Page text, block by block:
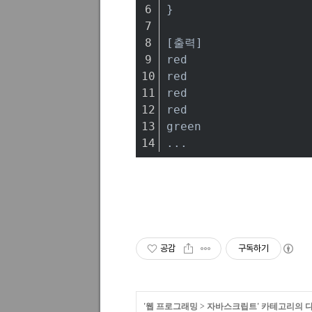
}
[출력]
red
red
red
red
green
...
공감 구독하기
'웹 프로그래밍 > 자바스크립트' 카테고리의